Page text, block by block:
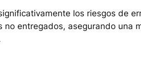
los riesgos de
no entregados, asegurando una